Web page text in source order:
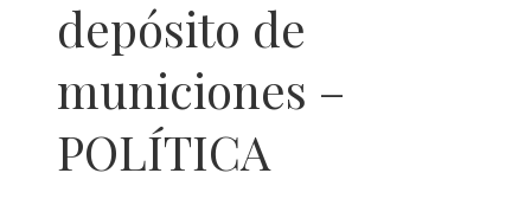
depósito de
municiones –
POLÍTICA